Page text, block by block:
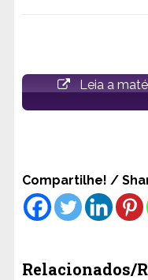
Leia a
Compartilhe! /
Relacionados/